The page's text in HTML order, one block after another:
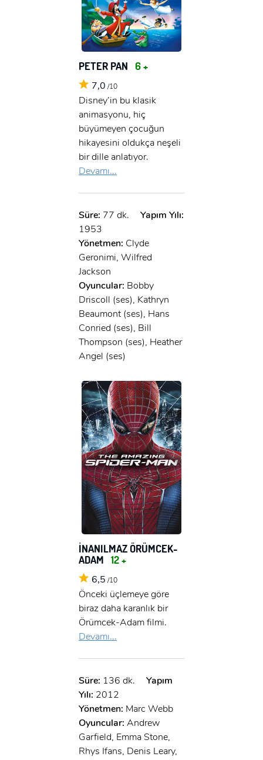
PETER PAN 6 +
7,0 /10
Disney’in bu klasik
animasyonu, hiç
büyümeyen çocuğun
hikayesini oldukça neşeli
bir dille anlatıyor.
Devamı...
Süre: 77 dk.
Yapım Yılı:
1953
Yönetmen: Clyde
Geronimi, Wilfred
Jackson
Oyuncular: Bobby
Driscoll (ses), Kathryn
Beaumont (ses), Hans
Conried (ses), Bill
Thompson (ses), Heather
Angel (ses)
İNANILMAZ ÖRÜMCEK-
ADAM 12 +
6,5 /10
Önceki üçlemeye göre
biraz daha karanlık bir
Örümcek-Adam filmi.
Devamı...
Süre: 136 dk.
Yapım
Yılı: 2012
Yönetmen: Marc Webb
Oyuncular: Andrew
Garfield, Emma Stone,
Rhys Ifans, Denis Leary,